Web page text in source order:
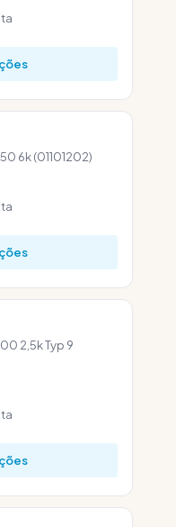
6k (01101202)
2,5k Typ 9